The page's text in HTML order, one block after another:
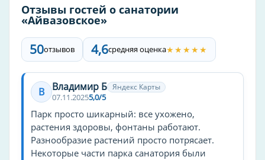
ресторан
бассейн
кондиционер в номере
пляж
теннисный корт
настольный теннис
холодильник
оплата картой
трансфер
Отзывы гостей о санатории
«Айвазовское»
50отзывов 4,6средняя оценка★★★★★
В Владимир Б Яндекс Карты
07.11.20255,0/5
Парк просто шикарный: все ухожено,
растения здоровы, фонтаны работают.
Разнообразие растений просто потрясает.
Некоторые части парка санатория были